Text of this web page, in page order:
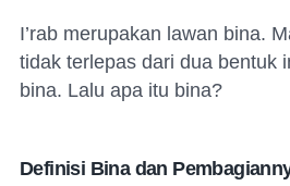
I’rab merupakan lawan bina.
tidak terlepas dari dua bentuk
bina. Lalu apa itu bina?
Definisi Bina dan